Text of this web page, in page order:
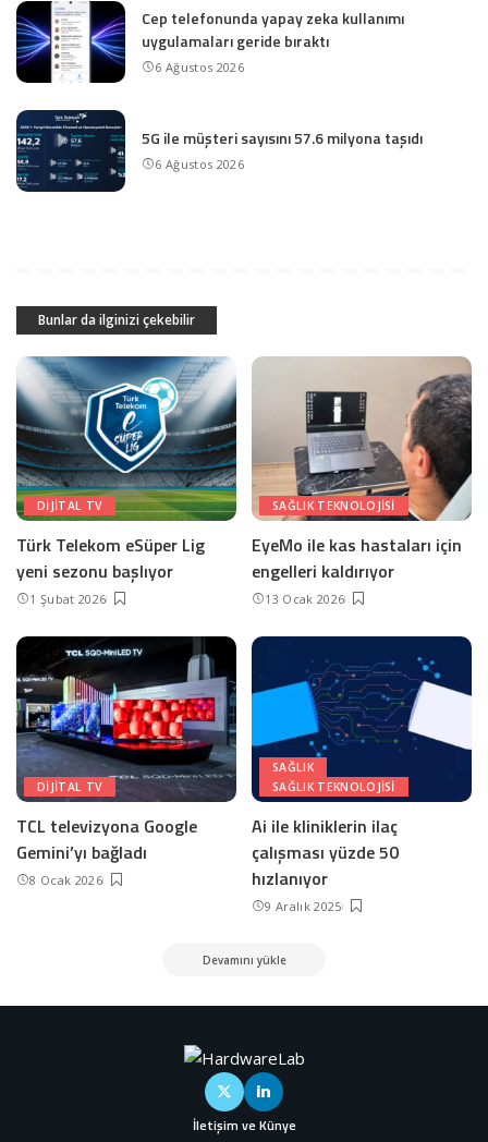
Cep telefonunda yapay zeka kullanımı
uygulamaları geride bıraktı
6 Ağustos 2026
5G ile müşteri sayısını 57.6 milyona taşıdı
6 Ağustos 2026
Bunlar da ilginizi çekebilir
DIJITAL TV
Türk Telekom eSüper Lig
yeni sezonu başlıyor
1 Şubat 2026
SAĞLIK TEKNOLOJISI
EyeMo ile kas hastaları için
engelleri kaldırıyor
13 Ocak 2026
DIJITAL TV
TCL televizyona Google
Gemini’yı bağladı
8 Ocak 2026
SAĞLIK
SAĞLIK TEKNOLOJISI
Ai ile kliniklerin ilaç
çalışması yüzde 50
hızlanıyor
9 Aralık 2025
Devamını yükle
İletişim ve Künye